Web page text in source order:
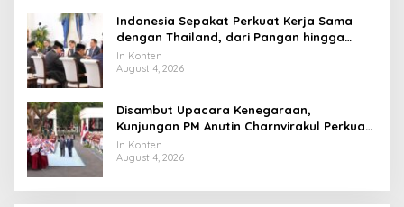
Indonesia Sepakat Perkuat Kerja Sama
dengan Thailand, dari Pangan hingga
Ekonomi Digital
In Konten
August 4, 2026
Disambut Upacara Kenegaraan,
Kunjungan PM Anutin Charnvirakul Perkuat
Hubungan Indonesia-Thailand
In Konten
August 4, 2026